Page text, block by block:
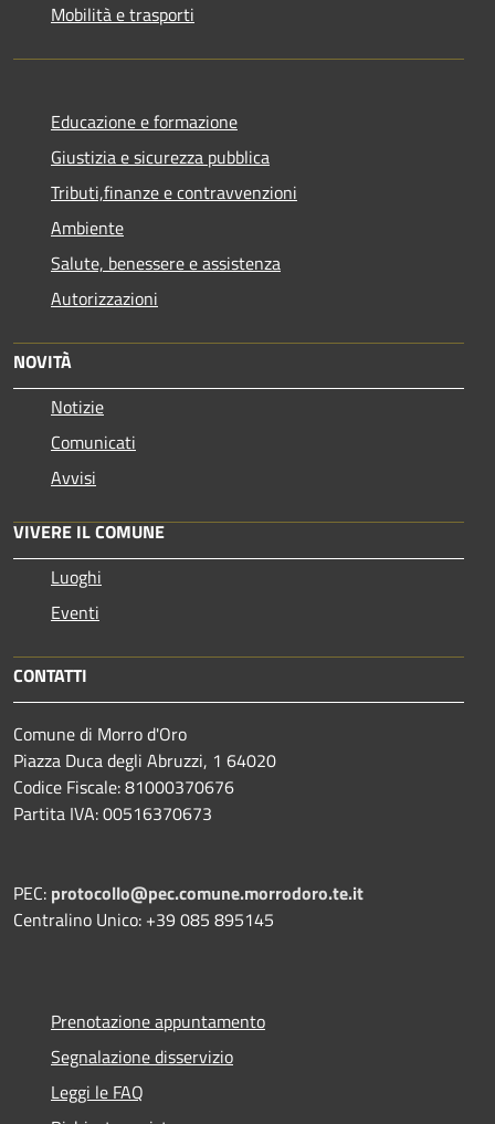
Mobilità e trasporti
Educazione e formazione
Giustizia e sicurezza pubblica
Tributi,finanze e contravvenzioni
Ambiente
Salute, benessere e assistenza
Autorizzazioni
NOVITÀ
Notizie
Comunicati
Avvisi
VIVERE IL COMUNE
Luoghi
Eventi
CONTATTI
Comune di Morro d'Oro
Piazza Duca degli Abruzzi, 1 64020
Codice Fiscale: 81000370676
Partita IVA: 00516370673
PEC: protocollo@pec.comune.morrodoro.te.it
Centralino Unico: +39 085 895145
Prenotazione appuntamento
Segnalazione disservizio
Leggi le FAQ